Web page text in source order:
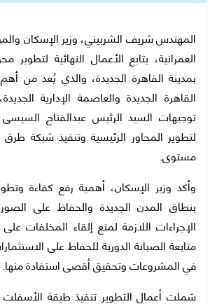
المهندس شريف الشربيني، وزير الإسكان
العمرانية، يتابع الأعمال النهائية
بمدينة القاهرة الجديدة، والذي يُعد من
القاهرة الجديدة والعاصمة الإدارية
توجيهات السيد الرئيس عبدالفتاح
لتطوير المحاور الرئيسية وتنفيذ شبكة
مستوى.
وأكد وزير الإسكان، أهمية رفع كفاءة
بنطاق المدن الجديدة والحفاظ على
الإجراءات اللازمة لمنع إلقاء المخلفات
متابعة الصيانة الدورية للحفاظ على
في المشروعات وتحقيق أقصى استفادة منها.
شملت أعمال التطوير تنفيذ طبقة الأسفلت